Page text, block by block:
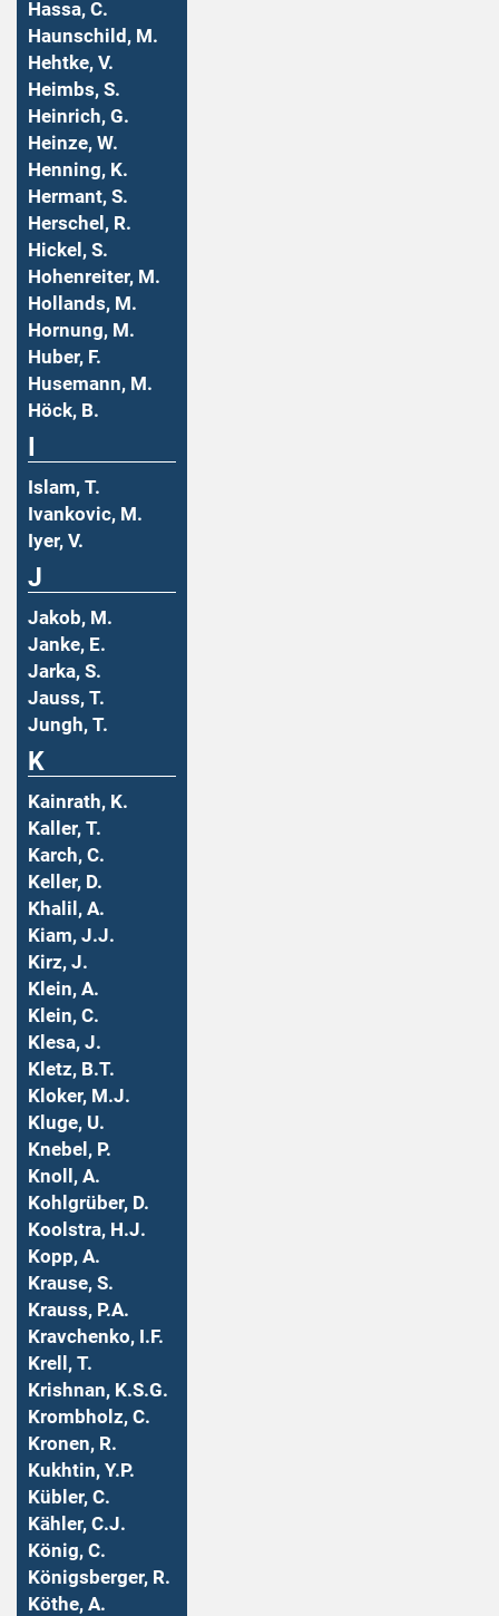
Hassa, C.
Haunschild, M.
Hehtke, V.
Heimbs, S.
Heinrich, G.
Heinze, W.
Henning, K.
Hermant, S.
Herschel, R.
Hickel, S.
Hohenreiter, M.
Hollands, M.
Hornung, M.
Huber, F.
Husemann, M.
Höck, B.
Islam, T.
Ivankovic, M.
Iyer, V.
J
Jakob, M.
Janke, E.
Jarka, S.
Jauss, T.
Jungh, T.
K
Kainrath, K.
Kaller, T.
Karch, C.
Keller, D.
Khalil, A.
Kiam, J.J.
Kirz, J.
Klein, A.
Klein, C.
Klesa, J.
Kletz, B.T.
Kloker, M.J.
Kluge, U.
Knebel, P.
Knoll, A.
Kohlgrüber, D.
Koolstra, H.J.
Kopp, A.
Krause, S.
Krauss, P.A.
Kravchenko, I.F.
Krell, T.
Krishnan, K.S.G.
Krombholz, C.
Kronen, R.
Kukhtin, Y.P.
Kübler, C.
Kähler, C.J.
König, C.
Königsberger, R.
Köthe, A.